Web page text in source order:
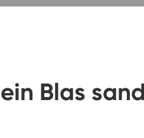
Blas